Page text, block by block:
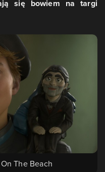
się bowiem na targi
The Beach